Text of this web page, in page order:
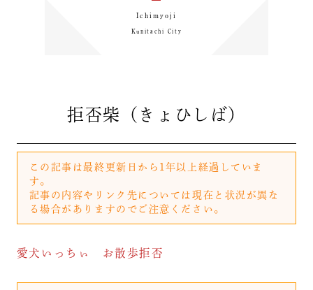
Ichimyoji
Kunitachi City
拒否柴（きょひしば）
この記事は最終更新日から1年以上経過していま
す。
記事の内容やリンク先については現在と状況が異な
る場合がありますのでご注意ください。
愛犬いっちぃ お散歩拒否